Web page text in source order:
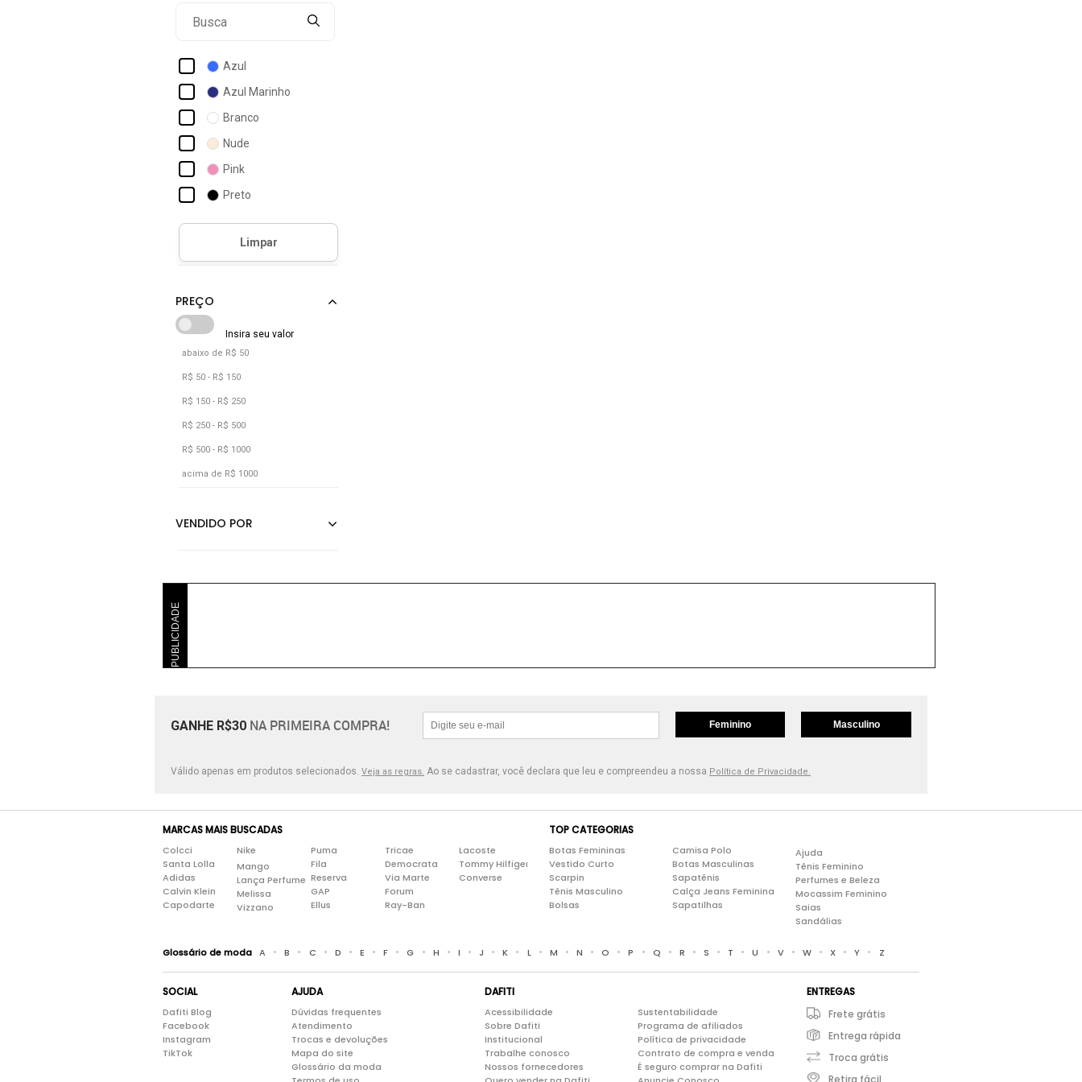
Azul
Azul Marinho
Branco
Nude
Pink
Preto
Rosa
Rosê
abaixo de R$ 50
R$ 50 - R$ 150
R$ 150 - R$ 250
R$ 250 - R$ 500
R$ 500 - R$ 1000
acima de R$ 1000
PUBLICIDADE
GANHE R$30 NA PRIMEIRA COMPRA! Feminino Masculino
Válido apenas em produtos selecionados. Veja as regras. Ao se cadastrar, você declara que leu e compreendeu a nossa Política de Privacidade.
MARCAS MAIS BUSCADAS
Colcci
Santa Lolla
Adidas
Calvin Klein
Capodarte
Nike
Mango
Lança Perfume
Melissa
Vizzano
Puma
Fila
Reserva
GAP
Ellus
Tricae
Democrata
Via Marte
Forum
Ray-Ban
Lacoste
Tommy Hilfiger
Converse
TOP CATEGORIAS
Botas Femininas
Vestido Curto
Scarpin
Tênis Masculino
Bolsas
Camisa Polo
Botas Masculinas
Sapatênis
Calça Jeans Feminina
Sapatilhas
Ajuda
Tênis Feminino
Perfumes e Beleza
Mocassim Feminino
Saias
Sandálias
Glossário de moda A • B • C • D • E • F • G • H • I • J • K • L • M • N • O • P • Q • R • S • T • U • V • W • X • Y • Z
SOCIAL
Dafiti Blog
Facebook
Instagram
TikTok
AJUDA
Dúvidas frequentes
Atendimento
Trocas e devoluções
Mapa do site
Glossário da moda
DAFITI
Acessibilidade
Sobre Dafiti
Institucional
Trabalhe conosco
Nossos fornecedores
Sustentabilidade
Programa de afiliados
Política de privacidade
Contrato de compra e venda
É seguro comprar na Dafiti
ENTREGAS
Frete grátis
Entrega rápida
Troca grátis
Retira fácil